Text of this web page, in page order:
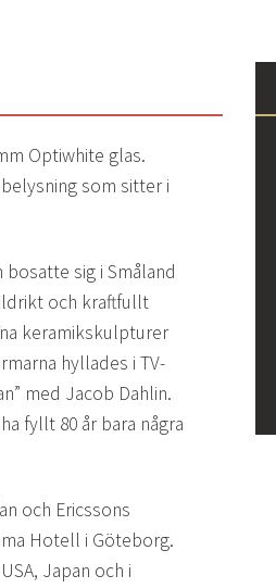
Optiwhite glas.
som sitter i
sig i Småland
och kraftfullt
keramikskulpturer
hyllades i TV-
med Jacob Dahlin.
fyllt 80 år bara några
och Ericssons
Hotell i Göteborg.
Japan och i